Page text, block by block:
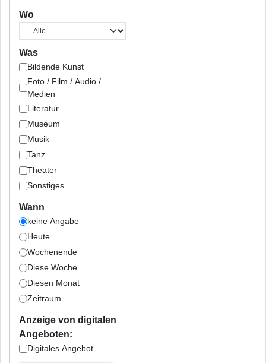
Wo
Was
Bildende Kunst
Foto / Film / Audio /
Medien
Literatur
Museum
Musik
Tanz
Theater
Sonstiges
Wann
keine Angabe
Heute
Wochenende
Diese Woche
Diesen Monat
Zeitraum
Anzeige von digitalen
Angeboten:
Digitales Angebot